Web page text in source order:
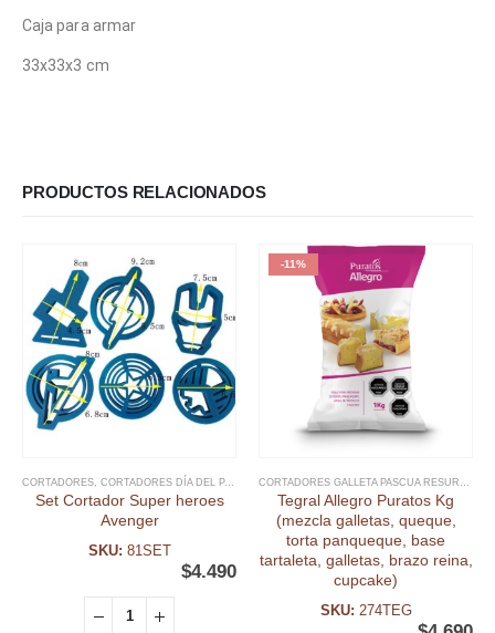
Caja para armar
33x33x3 cm
PRODUCTOS RELACIONADOS
CORTADORES CORTADORES DÍA DEL PADRE ,DIA DEL NIÑO Y TEMATICAS, DÍA DEL PADRE
Set Cortador Super heroes
Avenger
SKU: 81SET
$4.490
-11%
Tegral Allegro Puratos Kg
(mezcla galletas, queque,
torta panqueque, base
tartaleta, galletas, brazo reina,
cupcake)
SKU: 274TEG